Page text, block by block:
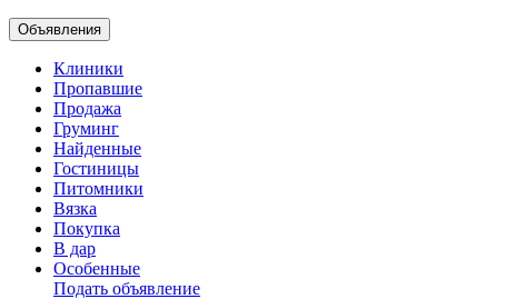
Объявления
Клиники
Пропавшие
Продажа
Груминг
Найденные
Гостиницы
Питомники
Вязка
Покупка
В дар
Особенные
Подать объявление